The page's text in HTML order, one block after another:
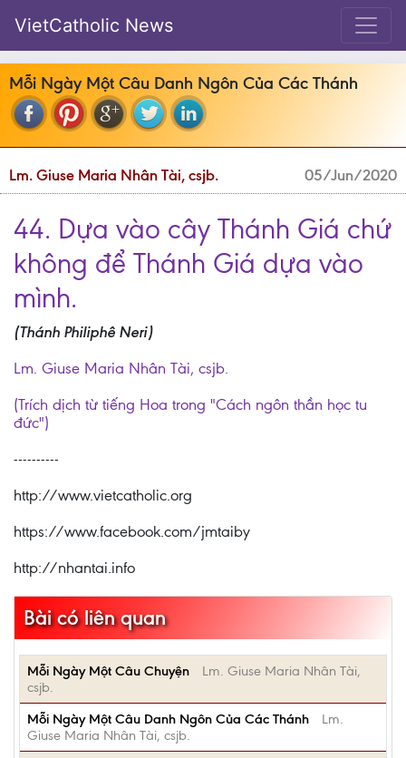
VietCatholic News
Mỗi Ngày Một Câu Danh Ngôn Của Các Thánh
Lm. Giuse Maria Nhân Tài, csjb. 05/Jun/2020
44. Dựa vào cây Thánh Giá chứ
không để Thánh Giá dựa vào
mình.
(Thánh Philiphê Neri)
Lm. Giuse Maria Nhân Tài, csjb.
(Trích dịch từ tiếng Hoa trong "Cách ngôn thần học tu
đức")
----------
http://www.vietcatholic.org
https://www.facebook.com/jmtaiby
http://nhantai.info
Bài có liên quan
Mỗi Ngày Một Câu Chuyện
Lm. Giuse Maria Nhân Tài,
csjb.
Mỗi Ngày Một Câu Danh Ngôn Của Các Thánh
Lm.
Giuse Maria Nhân Tài, csjb.